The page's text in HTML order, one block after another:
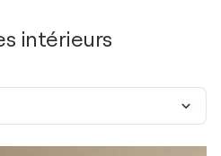
intérieurs